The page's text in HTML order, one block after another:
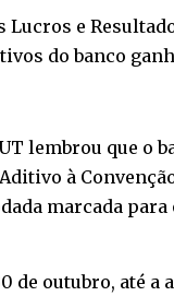
e
do banco
lembrou que o
à
marcada
de outubro, até